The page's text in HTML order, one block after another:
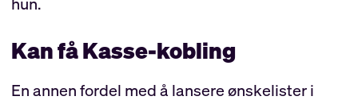
Kan få Kasse-kobling
En annen fordel med å lansere ønskelister i